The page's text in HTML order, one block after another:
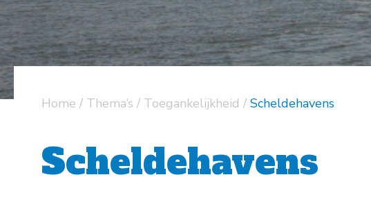
-
Home / Thema’s / Toegankelijkheid / Scheldehavens
Scheldehavens